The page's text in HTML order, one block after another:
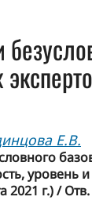
Е.В.
2021 г.) /